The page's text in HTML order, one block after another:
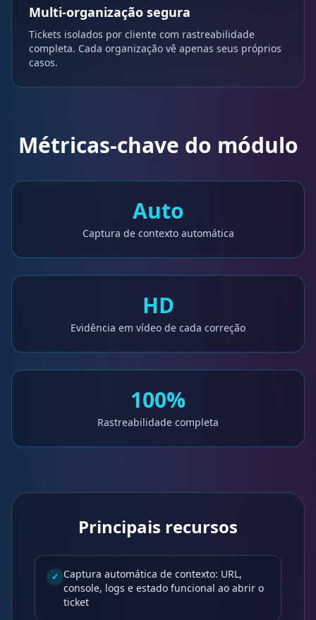
Multi-organização segura
Tickets isolados por cliente com rastreabilidade
completa. Cada organização vê apenas seus próprios
casos.
Métricas-chave do módulo
Auto
Captura de contexto automática
HD
Evidência em vídeo de cada correção
100%
Rastreabilidade completa
Principais recursos
✓ Captura automática de contexto: URL,
console, logs e estado funcional ao abrir o
ticket